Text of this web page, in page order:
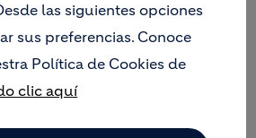
las siguientes opciones
sus preferencias. Conoce
Política de Cookies de
clic aquí